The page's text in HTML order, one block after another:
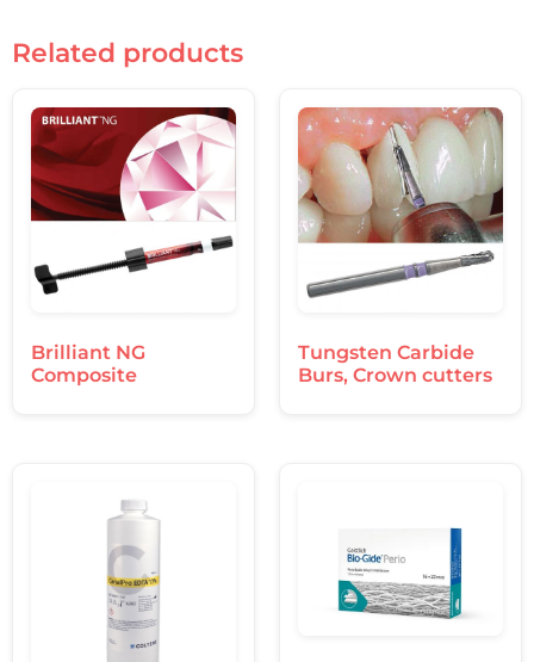
Related products
Brilliant NG
Composite
Tungsten Carbide
Burs, Crown cutters